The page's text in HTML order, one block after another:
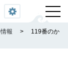
閲覧機能
報 >
119番のか